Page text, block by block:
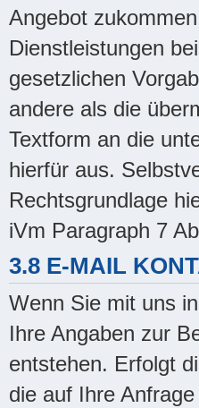
Angebot
Dienstleistungen
gesetzlichen
andere als die
Textform an die
hierfür aus.
Rechtsgrundlage
iVm Paragraph 7
3.8 E-MAIL
Wenn Sie mit uns
Ihre Angaben zur
entstehen. Erfolgt
die auf Ihre